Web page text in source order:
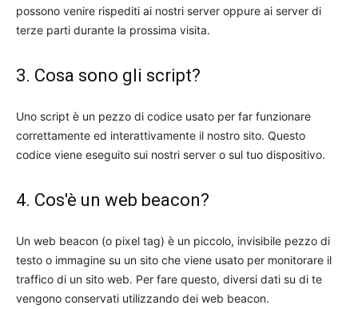
possono venire rispediti ai nostri server oppure ai server di
terze parti durante la prossima visita.
3. Cosa sono gli script?
Uno script è un pezzo di codice usato per far funzionare
correttamente ed interattivamente il nostro sito. Questo
codice viene eseguito sui nostri server o sul tuo dispositivo.
4. Cos'è un web beacon?
Un web beacon (o pixel tag) è un piccolo, invisibile pezzo di
testo o immagine su un sito che viene usato per monitorare il
traffico di un sito web. Per fare questo, diversi dati su di te
vengono conservati utilizzando dei web beacon.